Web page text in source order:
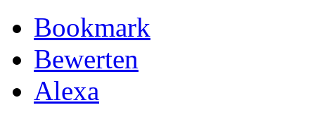
Bookmark
Bewerten
Alexa